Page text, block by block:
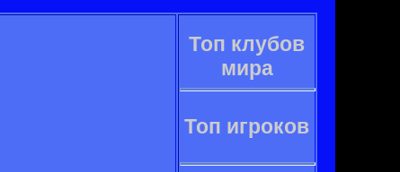
Топ клубов
мира
Топ игроков